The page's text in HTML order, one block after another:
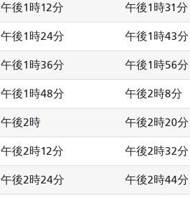
午後1時12分 午後1時31分
午後1時24分 午後1時43分
午後1時36分 午後1時56分
午後1時48分 午後2時8分
午後2時 午後2時20分
午後2時12分 午後2時32分
午後2時24分 午後2時44分